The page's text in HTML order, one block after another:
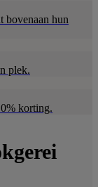
bovenaan hun
plek.
korting.